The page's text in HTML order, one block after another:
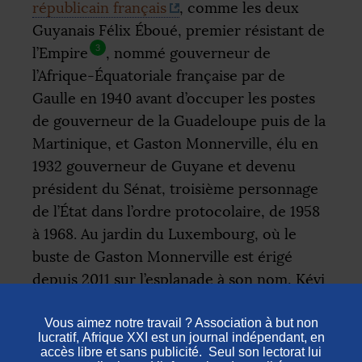
républicain français
, comme les deux
Guyanais Félix Éboué, premier résistant de
l’Empire
3
, nommé gouverneur de
l’Afrique-Équatoriale française par de
Gaulle en 1940 avant d’occuper les postes
de gouverneur de la Guadeloupe puis de la
Martinique, et Gaston Monnerville, élu en
1932 gouverneur de Guyane et devenu
président du Sénat, troisième personnage
de l’État dans l’ordre protocolaire, de 1958
à 1968. Au jardin du Luxembourg, où le
buste de Gaston Monnerville est érigé
depuis 2011 sur l’esplanade à son nom, Kévi
expliquer qu’un Noir ait eu accès à de telles
fonctions?«Ce n’est pas parce que la